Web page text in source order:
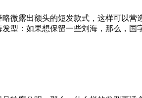
微露出额头的短发款式，这样可以营
型：如果想保留一些刘海，那么，国